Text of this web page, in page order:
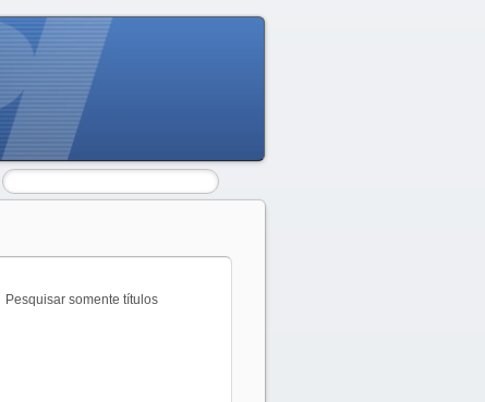
Pesquisar somente títulos